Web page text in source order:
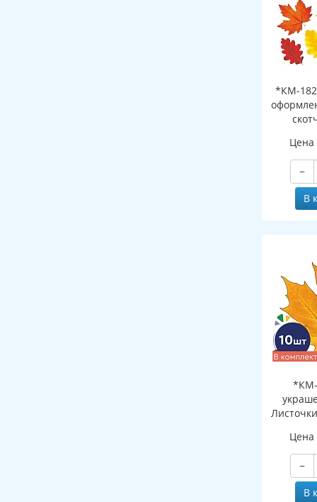
*КМ-
Цена
−
В
*КМ-
желтый
Цена
−
В